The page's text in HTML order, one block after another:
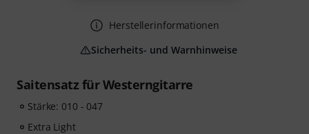
Saitensatz für Westerngitarre
Stärke: 010 - 047
Extra Light
Herstellerinformationen
Sicherheits- und Warnhinweise